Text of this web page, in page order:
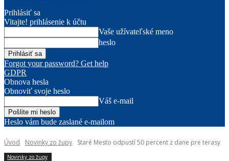
Prihlásiť sa
Vitajte! prihlásenie k účtu
Vaše užívateľské meno
heslo
Forgot your password? Get help
GDPR
Obnova hesla
Obnoviť svoje heslo
Váš e-mail
Heslo vám bude zaslané e-mailom
Úvod Novinky zo župy Staré Mesto odpustí 50 percent z dane pre terasy
Novinky zo župy